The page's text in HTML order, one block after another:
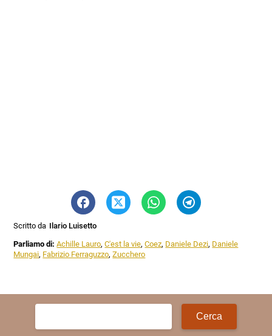
Scritto da Ilario Luisetto
Parliamo di:Achille Lauro,C'est la vie,Coez, Daniele Dezi, Daniele
Mungai, Fabrizio Ferraguzzo,Zucchero